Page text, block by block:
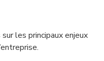
les principaux enjeux